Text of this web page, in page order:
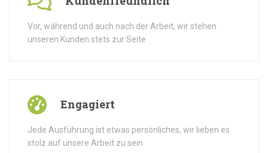
Vor, während und auch nach der Arbeit, wir stehen
unseren Kunden stets zur Seite
Engagiert
Jede Ausführung ist etwas persönliches, wir lieben es
stolz auf unsere Arbeit zu sein